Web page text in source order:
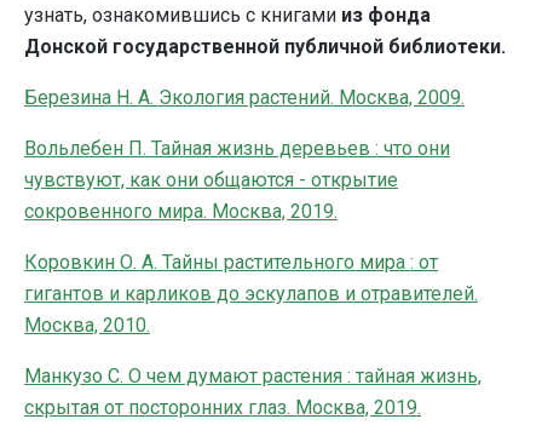
узнать, ознакомившись с книгами из фонда
Донской государственной публичной библиотеки.
Березина Н. А. Экология растений. Москва, 2009.
Вольлебен П. Тайная жизнь деревьев : что они
чувствуют, как они общаются - открытие
сокровенного мира. Москва, 2019.
Коровкин О. А. Тайны растительного мира : от
гигантов и карликов до эскулапов и отравителей.
Москва, 2010.
Манкузо С. О чем думают растения : тайная жизнь,
скрытая от посторонних глаз. Москва, 2019.